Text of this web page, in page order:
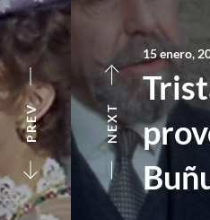
PREV NEXT
15 enero,